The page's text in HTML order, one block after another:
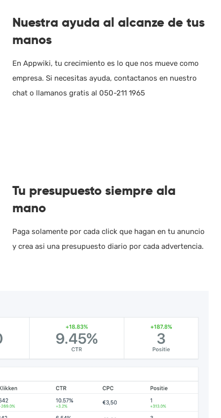
Nuestra ayuda al alcanze de tus
manos
En Appwiki, tu crecimiento es lo que nos mueve como
empresa. Si necesitas ayuda, contactanos en nuestro
chat o llamanos gratis al 050-211 1965
Tu presupuesto siempre ala
mano
Paga solamente por cada click que hagan en tu anuncio
y crea asi una presupuesto diario por cada advertencia.